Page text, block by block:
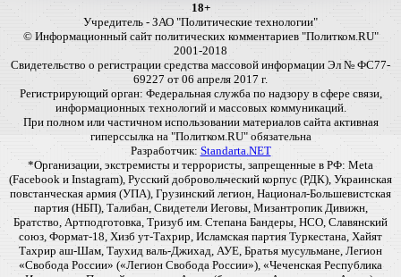
18+
Учредитель - ЗАО "Политические технологии"
© Информационный сайт политических комментариев "Политком.RU"
2001-2018
Свидетельство о регистрации средства массовой информации Эл № ФС77-
69227 от 06 апреля 2017 г.
Регистрирующий орган: Федеральная служба по надзору в сфере связи,
информационных технологий и массовых коммуникаций.
При полном или частичном использовании материалов сайта активная
гиперссылка на "Политком.RU" обязательна
Разработчик: Standarta.NET
*Организации, экстремисты и террористы, запрещенные в РФ: Meta
(Facebook и Instagram), Русский добровольческий корпус (РДК), Украинская
повстанческая армия (УПА), Грузинский легион, Национал-Большевистская
партия (НБП), Талибан, Свидетели Иеговы, Мизантропик Дивижн,
Братство, Артподготовка, Тризуб им. Степана Бандеры, НСО, Славянский
союз, Формат-18, Хизб ут-Тахрир, Исламская партия Туркестана, Хайят
Тахрир аш-Шам, Таухид валь-Джихад, АУЕ, Братья мусульмане, Легион
«Свобода России» («Легион Свобода России»), «Чеченская Республика